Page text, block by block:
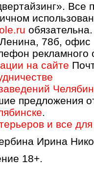
обязательна.
78б, офис
рекламного
на сайте
предложения
.
и все
Ирина
18+.